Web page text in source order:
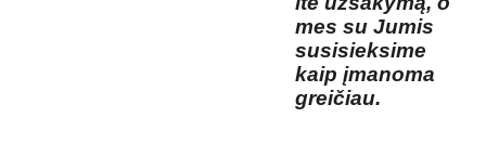
mes su Jumis
susisieksime
kaip įmanoma
greičiau.